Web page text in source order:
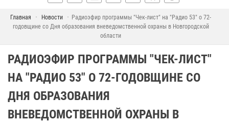
Главная Новости
Радиоэфир программы "Чек-лист" на "Радио 53" о 72-
годовщине со Дня образования вневедомственной охраны в Новгородской
области
РАДИОЭФИР ПРОГРАММЫ "ЧЕК-ЛИСТ"
НА "РАДИО 53" О 72-ГОДОВЩИНЕ СО
ДНЯ ОБРАЗОВАНИЯ
ВНЕВЕДОМСТВЕННОЙ ОХРАНЫ В